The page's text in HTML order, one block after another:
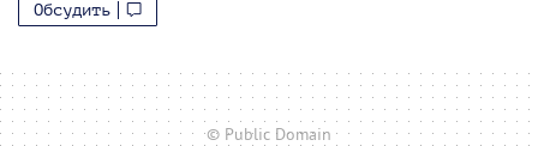
Обсудить
© Public Domain